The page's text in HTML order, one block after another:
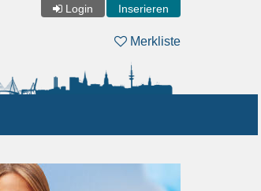
Login Inserieren
Merkliste